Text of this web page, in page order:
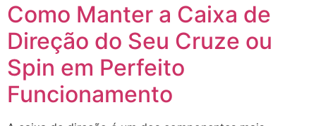
Como Manter a Caixa de
Direção do Seu Cruze ou
Spin em Perfeito
Funcionamento